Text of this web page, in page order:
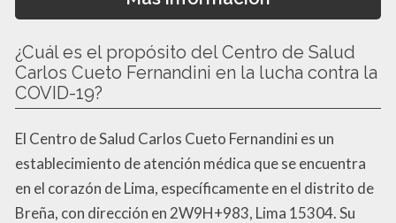
¿Cuál es el propósito del Centro de Salud
Carlos Cueto Fernandini en la lucha contra la
COVID-19?
El Centro de Salud Carlos Cueto Fernandini es un
establecimiento de atención médica que se encuentra
en el corazón de Lima, específicamente en el distrito de
Breña, con dirección en 2W9H+983, Lima 15304. Su